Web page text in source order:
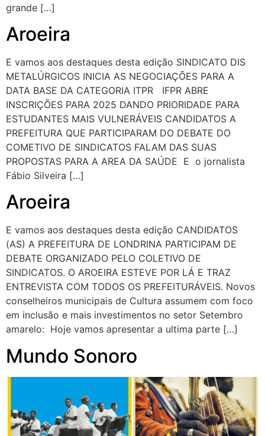
grande […]
Aroeira
E vamos aos destaques desta edição SINDICATO DIS
METALÚRGICOS INICIA AS NEGOCIAÇÕES PARA A
DATA BASE DA CATEGORIA ITPR IFPR ABRE
INSCRIÇÕES PARA 2025 DANDO PRIORIDADE PARA
ESTUDANTES MAIS VULNERÁVEIS CANDIDATOS A
PREFEITURA QUE PARTICIPARAM DO DEBATE DO
COMETIVO DE SINDICATOS FALAM DAS SUAS
PROPOSTAS PARA A AREA DA SAÚDE E o jornalista
Fábio Silveira […]
Aroeira
E vamos aos destaques desta edição CANDIDATOS
(AS) A PREFEITURA DE LONDRINA PARTICIPAM DE
DEBATE ORGANIZADO PELO COLETIVO DE
SINDICATOS. O AROEIRA ESTEVE POR LÁ E TRAZ
ENTREVISTA COM TODOS OS PREFEITURÁVEIS. Novos
conselheiros municipais de Cultura assumem com foco
em inclusão e mais investimentos no setor Setembro
amarelo: Hoje vamos apresentar a ultima parte […]
Mundo Sonoro